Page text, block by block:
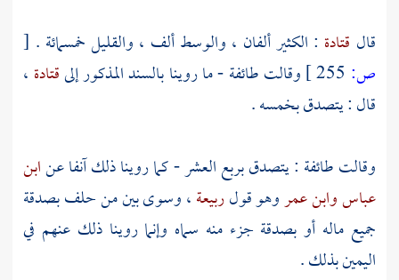
قال قتادة : الكثير ألفان ، والوسط ألف ، والقليل خمسمائة . [
ص:
وقالت طائفة - ما روينا بالسند المذكور إلىقتادة ،
قال : يتصدق بخمسه .
وقالت طائفة : يتصدق بربع العشر - كما روينا ذلك آنفا عنابن
عباسوابن عمروهو قولربيعة، وسوى بين من حلف بصدقة
جميع ماله أو بصدقة جزء منه سماه وإنما روينا ذلك عنهم في
اليمين بذلك .